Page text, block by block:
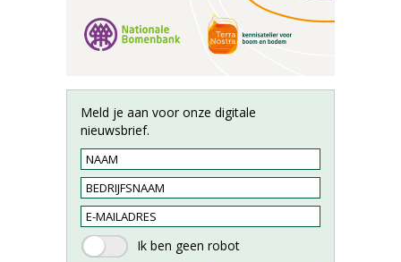
Meld je aan voor onze digitale
nieuwsbrief.